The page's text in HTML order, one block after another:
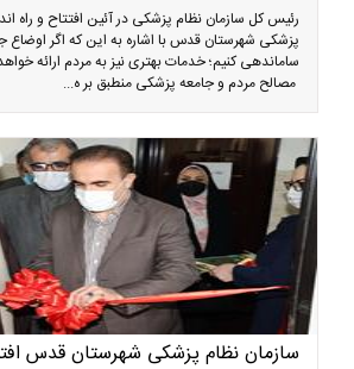
رئیس کل سازمان نظام پزشکی در آئین افتتاح و راه
پزشکی شهرستان قدس با اشاره به این که اگر اوضاع
ساماندهی کنیم؛ خدمات بهتری نیز به مردم ارائه
مصالح مردم و جامعه پزشکی منطبق بر ه...
سازمان نظام پزشکی شهرستان قدس